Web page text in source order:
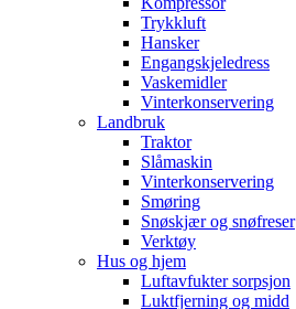
Trykkluft
Hansker
Engangskjeledress
Vaskemidler
Vinterkonservering
Landbruk
Traktor
Slåmaskin
Vinterkonservering
Smøring
Snøskjær og snøfreser
Verktøy
Hus og hjem
Luftavfukter sorpsjon
Luktfjerning og midd